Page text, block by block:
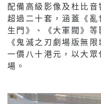
配備高級影像及杜比
超過二十套，涵蓋《
生門》、《大軍閥》
《鬼滅之刃劇場版無
一價八十港元，以大眾
場。